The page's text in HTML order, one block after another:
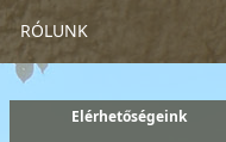
RÓLUNK
Elérhetőségeink